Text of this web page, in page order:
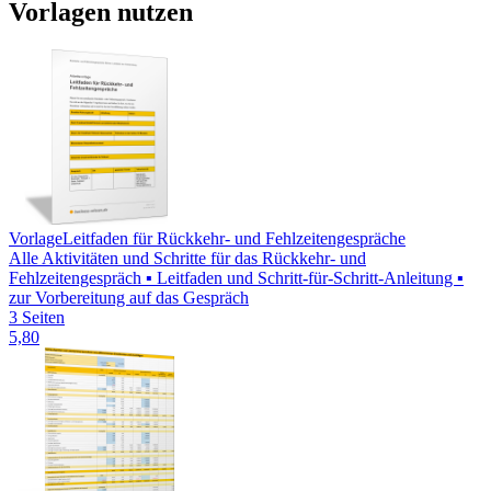
Vorlagen nutzen
VorlageLeitfaden für Rückkehr- und Fehlzeitengespräche
Alle Aktivitäten und Schritte für das Rückkehr- und
Fehlzeitengespräch ▪ Leitfaden und Schritt-für-Schritt-Anleitung ▪
zur Vorbereitung auf das Gespräch
3 Seiten
5,80